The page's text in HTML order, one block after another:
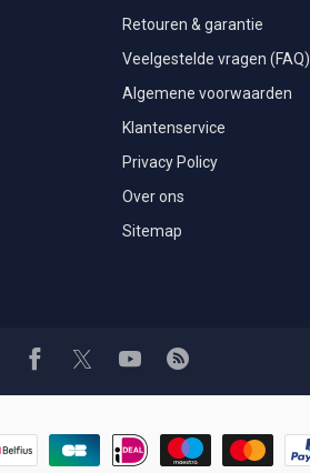
Retouren & garantie
Veelgestelde vragen (FAQ)
Algemene voorwaarden
Klantenservice
Privacy Policy
Over ons
Sitemap